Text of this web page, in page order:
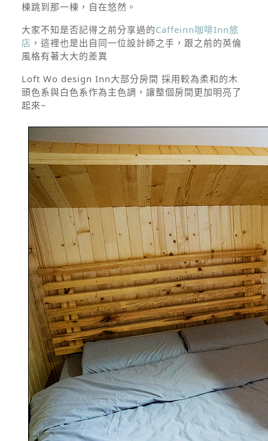
棟跳到那一棟，自在悠然。
大家不知是否記得之前分享過的Caffeinn咖啡Inn旅
店 ，這裡也是出自同一位設計師之手，跟之前的英倫
風格有著大大的差異
Loft Wo design Inn大部分房間 採用較為柔和的木
頭色系與白色系作為主色調，讓整個房間更加明亮了
起來~